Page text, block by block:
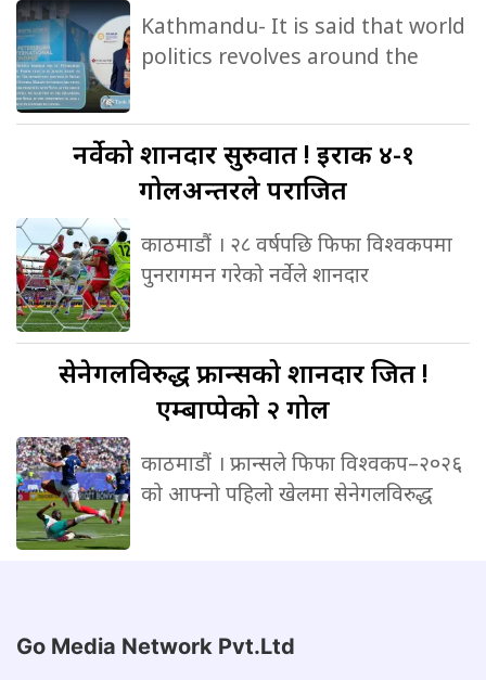
Kathmandu- It is said that world
politics revolves around the
नर्वेकोशानदार सुरुवात ! इराक ४-१
गोलअन्तरले पराजित
काठमाडौं । २८ वर्षपछि फिफा विश्वकपमा
पुनरागमन गरेको नर्वेले शानदार
सेनेगलविरुद्धफ्रान्सको शानदार जित !
एम्बाप्पेको २ गोल
काठमाडौं । फ्रान्सले फिफा विश्वकप–२०२६
को आफ्नो पहिलो खेलमा सेनेगलविरुद्ध
Go Media Network Pvt.Ltd